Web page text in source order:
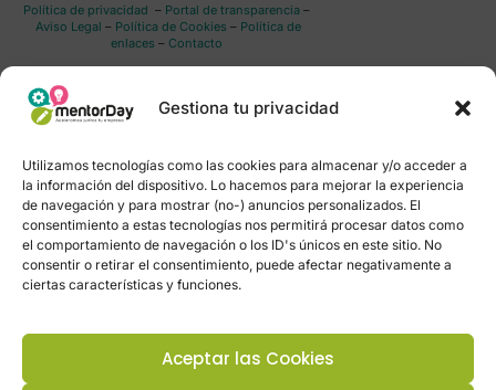
Gestiona tu privacidad
Utilizamos tecnologías como las cookies para almacenar y/o acceder a
la información del dispositivo. Lo hacemos para mejorar la experiencia
de navegación y para mostrar (no-) anuncios personalizados. El
consentimiento a estas tecnologías nos permitirá procesar datos como
el comportamiento de navegación o los ID's únicos en este sitio. No
consentir o retirar el consentimiento, puede afectar negativamente a
ciertas características y funciones.
Aceptar las Cookies
Política de privacidad – Portal de transparencia–
Aviso Legal – Política de Cookies – Política de
enlaces – Contacto